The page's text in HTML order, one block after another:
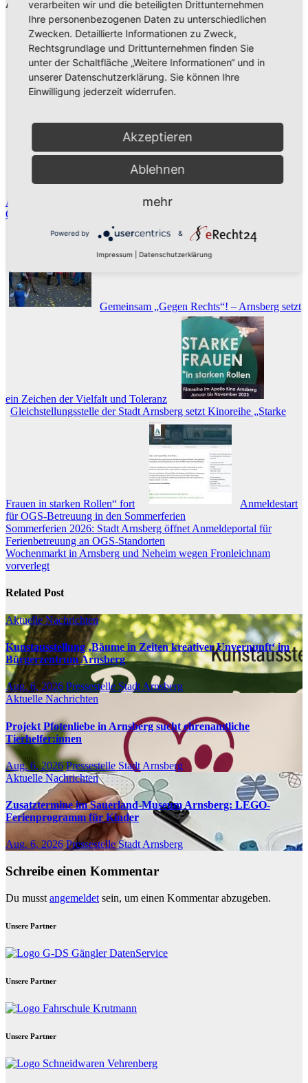
Arnsberg
Rendezvous mit Arnsberg:
Öffentliche und individuell buchbare Stadtführungen 2020
Gemeinsam „Gegen Rechts“! – Arnsberg setzt
ein Zeichen der Vielfalt und Toleranz
Gleichstellungsstelle der Stadt Arnsberg setzt Kinoreihe „Starke
Frauen in starken Rollen“ fort
Anmeldestart
für OGS-Betreuung in den Sommerferien
Beitragsnavigation
Sommerferien 2026: Stadt Arnsberg öffnet Anmeldeportal für
Ferienbetreuung an OGS-Standorten
Wochenmarkt in Arnsberg und Neheim wegen Fronleichnam
vorverlegt
Related Post
Aktuelle Nachrichten
Kunstausstellung ‚Bäume in Zeiten kreativer Unvernunft‘ im
Bürgerzentrum Arnsberg
Aug. 6, 2026 Pressestelle Stadt Arnsberg
Aktuelle Nachrichten
Projekt Pfotenliebe in Arnsberg sucht ehrenamtliche
Tierhelfer:innen
Aug. 6, 2026 Pressestelle Stadt Arnsberg
Aktuelle Nachrichten
Zusatztermine im Sauerland-Museum Arnsberg: LEGO-
Ferienprogramm für Kinder
Aug. 6, 2026 Pressestelle Stadt Arnsberg
Schreibe einen Kommentar
Du musst angemeldet sein, um einen Kommentar abzugeben.
Unsere Partner
Unsere Partner
Unsere Partner
verarbeiten wir und die beteiligten Drittunternehmen
Ihre personenbezogenen Daten zu unterschiedlichen
Zwecken. Detaillierte Informationen zu Zweck,
Rechtsgrundlage und Drittunternehmen finden Sie
unter der Schaltfläche „Weitere Informationen“ und in
unserer Datenschutzerklärung. Sie können Ihre
Einwilligung jederzeit widerrufen.
Akzeptieren
Ablehnen
mehr
Powered by &
Impressum Datenschutzerklärung